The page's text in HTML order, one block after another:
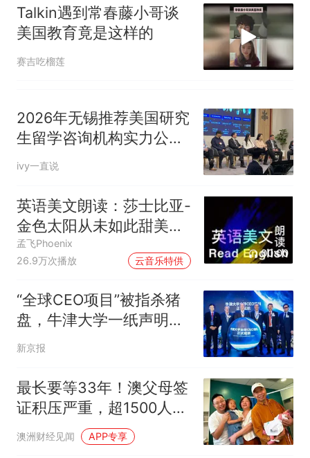
Talkin遇到常春藤小哥谈
美国教育竟是这样的
赛吉吃榴莲
2026年无锡推荐美国研究
生留学咨询机构实力公司
推荐
ivy一直说
英语美文朗读：莎士比亚-
金色太阳从未如此甜美吻
过
孟飞Phoenix
26.9万次播放
云音乐特供
00:00
“全球CEO项目”被指杀猪
盘，牛津大学一纸声明甩
不了锅|快评
新京报
最长要等33年！澳父母签
证积压严重，超1500人等
待期离世，华男：真的很
焦虑
澳洲财经见闻 APP专享